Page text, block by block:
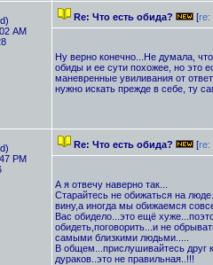
AM
Re: Что есть обида? [re:
Ну верно конечно...Не думала,
обиды и ее сути похожее, но это
маневренные увиливания от
нужно искать прежде в себе, ту
PM
Re: Что есть обида? [re:
А я отвечу наверно так...
Старайтесь не обижаться на
вину,а иногда мы обижаемся
Вас обидело...это ещё
обидеть,поговорить...и не
самыми близкими людьми.....
В общем...прислушивайтесь друг
дураков..это не правильная..!!!